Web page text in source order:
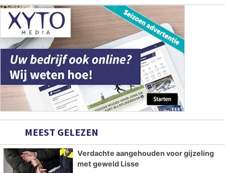
MEEST GELEZEN
Verdachte aangehouden voor gijzeling
met geweld Lisse